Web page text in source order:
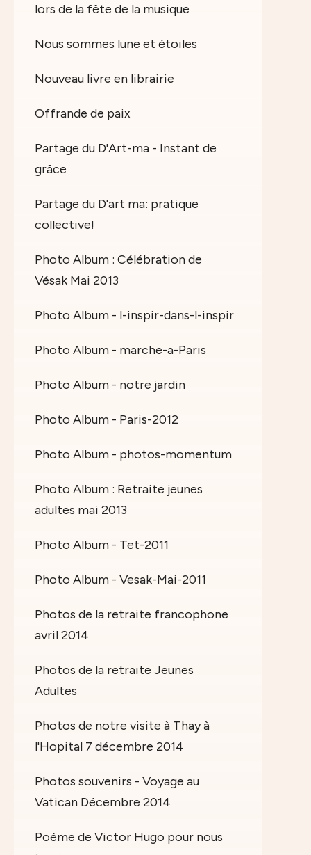
lors de la fête de la musique
Nous sommes lune et étoiles
Nouveau livre en librairie
Offrande de paix
Partage du D'Art-ma - Instant de
grâce
Partage du D'art ma: pratique
collective!
Photo Album : Célébration de
Vésak Mai 2013
Photo Album - l-inspir-dans-l-inspir
Photo Album - marche-a-Paris
Photo Album - notre jardin
Photo Album - Paris-2012
Photo Album - photos-momentum
Photo Album : Retraite jeunes
adultes mai 2013
Photo Album - Tet-2011
Photo Album - Vesak-Mai-2011
Photos de la retraite francophone
avril 2014
Photos de la retraite Jeunes
Adultes
Photos de notre visite à Thay à
l'Hopital 7 décembre 2014
Photos souvenirs - Voyage au
Vatican Décembre 2014
Poème de Victor Hugo pour nous